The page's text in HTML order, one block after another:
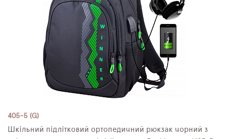
405-5 (G)
Шкільний підлітковий ортопедичний рюкзак чорний з